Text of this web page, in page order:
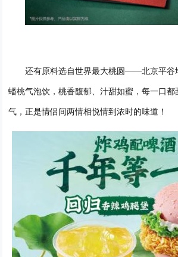
还有原料选自世界最大桃圆——北京平谷
蟠桃气泡饮，桃香馥郁、汁甜如蜜 ，每一口都
气，正是情侣间两情相悦情到浓时的味道 ！